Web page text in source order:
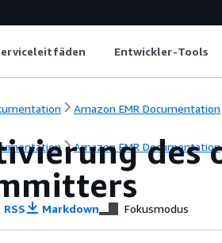
Entwickler-Tools
Amazon EMR Documentation
Amazon EMR Documentation
des
RSS Markdown Fokusmodus